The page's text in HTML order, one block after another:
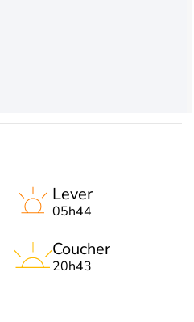
Lever
05h44
Coucher
20h43